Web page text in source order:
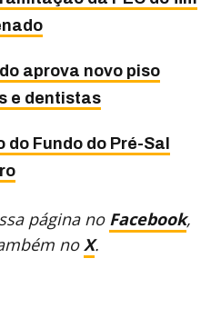
aprova novo piso
e dentistas
Fundo do Pré-Sal
página no Facebook,
noX.